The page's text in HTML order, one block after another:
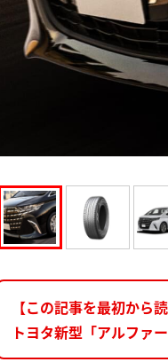
【この記事を最初から読
トヨタ新型「アルファ